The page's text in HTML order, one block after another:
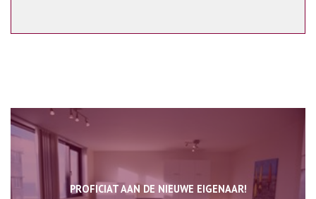
PROFICIAT AAN DE NIEUWE EIGENAAR!